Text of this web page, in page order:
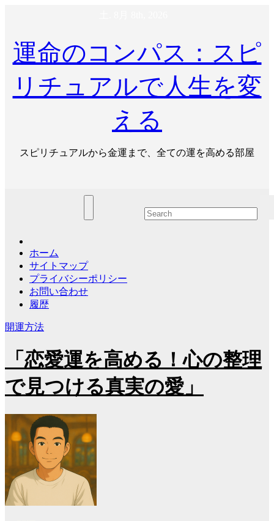
ン
ツ
キ
運命のコンパス：スピ
リチュアルで人生を変
える
スピリチュアルから金運まで、全ての運を高める部屋
ホーム
サイトマップ
プライバシーポリシー
お問い合わせ
履歴
開運方法
「恋愛運を高める！心の整理
で見つける真実の愛」